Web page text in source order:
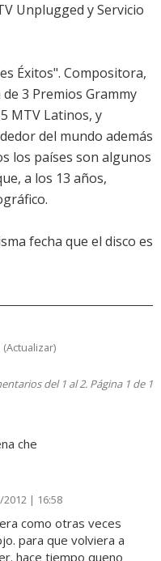
Unplugged y Servicio
Éxitos". Compositora,
3 Premios Grammy
MTV Latinos, y
del mundo además
los países son algunos
a los 13 años,
fecha que el disco es
(Actualizar)
del 1 al 2. Página 1 de 1
che
2012 | 16:58
como otras veces
para que volviera a
hace tiempo queno